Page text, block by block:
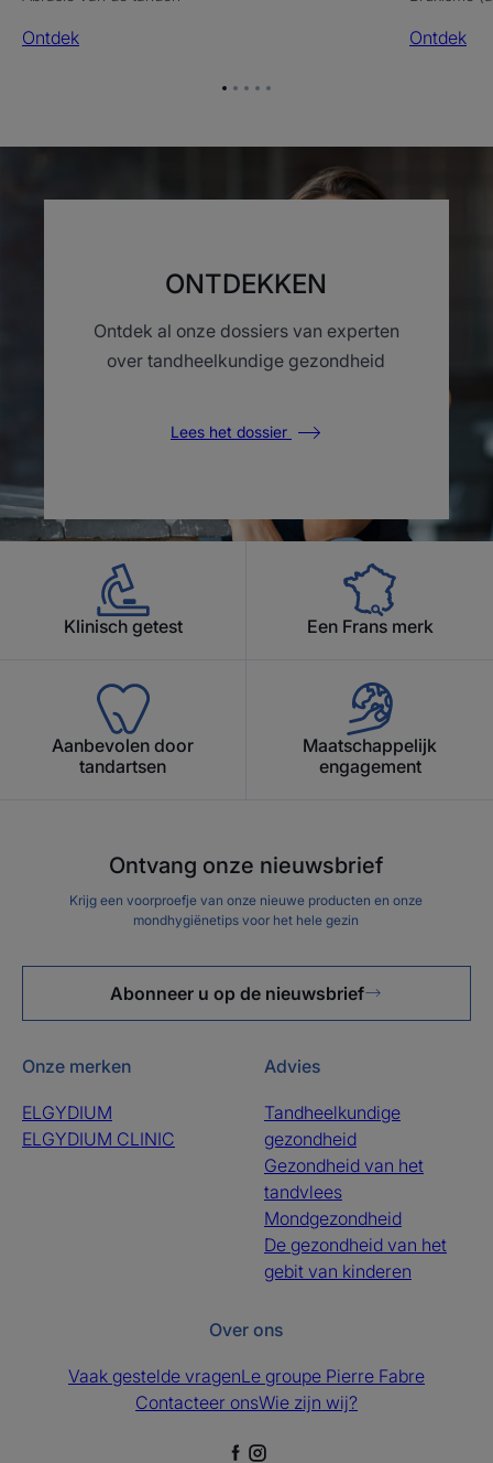
Ontdek Ontdek
GaGaGa
GaGa
ONTDEKKEN
Ontdek al onze dossiers van experten
over tandheelkundige gezondheid
Lees het dossier
Klinisch getest Een Frans merk
Aanbevolen door
tandartsen
Maatschappelijk
engagement
Ontvang onze nieuwsbrief
Krijg een voorproefje van onze nieuwe producten en onze
mondhygiënetips voor het hele gezin
Abonneer u op de nieuwsbrief
Onze merken
ELGYDIUM
ELGYDIUM CLINIC
Advies
Tandheelkundige
gezondheid
Gezondheid van het
tandvlees
Mondgezondheid
De gezondheid van het
gebit van kinderen
Over ons
Vaak gestelde vragenLe groupe Pierre Fabre
Contacteer onsWie zijn wij?